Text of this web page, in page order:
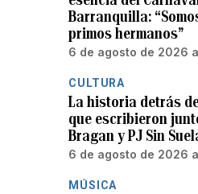
Barranquilla:
primos hermanos”
6 de agosto de 2026 a
CULTURA
La historia detrás
que escribieron
Bragan y PJ Sin
6 de agosto de 2026 a
MÚSICA